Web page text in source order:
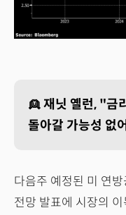
👱 재닛 옐런, "금
돌아갈 가능성 없
다음주 예정된 미 연
전망 발표에 시장의